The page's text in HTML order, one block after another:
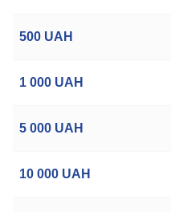
500 UAH
1 000 UAH
5 000 UAH
10 000 UAH